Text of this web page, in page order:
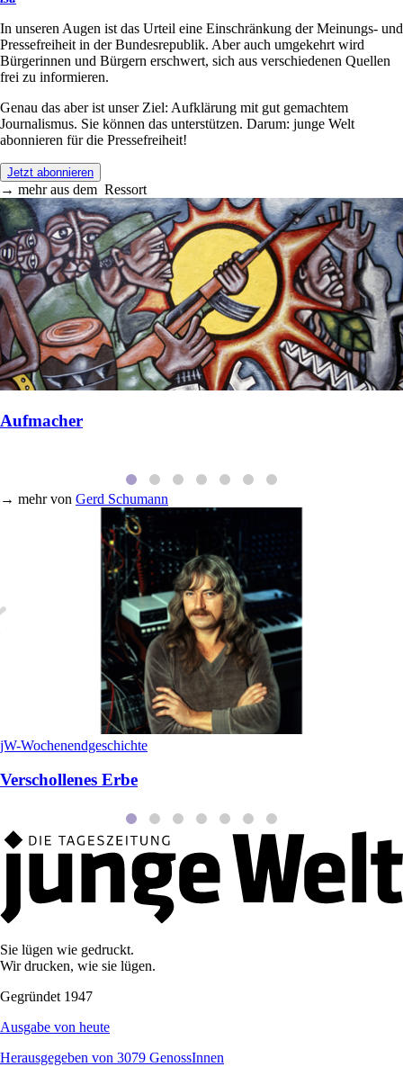
In unseren Augen ist das Urteil eine Einschränkung der Meinungs- und
Pressefreiheit in der Bundesrepublik. Aber auch umgekehrt wird
Bürgerinnen und Bürgern erschwert, sich aus verschiedenen Quellen
frei zu informieren.
Genau das aber ist unser Ziel: Aufklärung mit gut gemachtem
Journalismus. Sie können das unterstützen. Darum: junge Welt
abonnieren für die Pressefreiheit!
Jetzt abonnieren
→ mehr aus dem Ressort
Aufmacher
→ mehr von Gerd Schumann
jW-Wochenendgeschichte
Verschollenes Erbe
Sie lügen wie gedruckt.
Wir drucken, wie sie lügen.
Gegründet 1947
Ausgabe von heute
Herausgegeben von 3079 GenossInnen